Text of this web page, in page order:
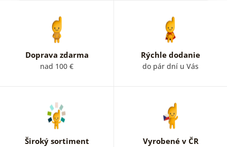
Doprava zdarma
nad 100 €
Rýchle dodanie
do pár dní u Vás
Široký sortiment Vyrobené v ČR